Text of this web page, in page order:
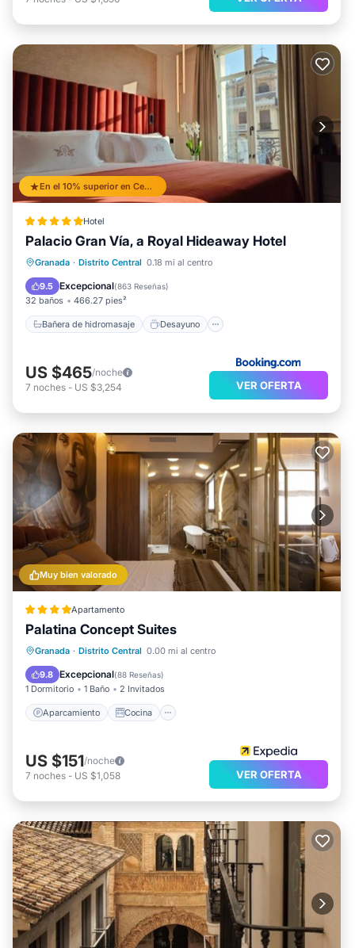
En el 10% superior en Central District
Hotel
Palacio Gran Vía, a Royal Hideaway Hotel
Granada · Distrito Central 0.18 mi al centro
9.5 Excepcional(863 Reseñas)
32 baños 466.27 pies²
Bañera de hidromasaje Desayuno
Bañera de hidromasaje
Desayuno
Aparcamiento
US $465/noche
7 noches - US $3,254 VER OFERTA
Muy bien valorado
Apartamento
Palatina Concept Suites
Granada · Distrito Central 0.00 mi al centro
9.8 Excepcional(88 Reseñas)
1 Dormitorio 1 Baño 2 Invitados
Aparcamiento Cocina
Aparcamiento
Cocina
Aire acondicionado
US $151/noche
7 noches - US $1,058 VER OFERTA